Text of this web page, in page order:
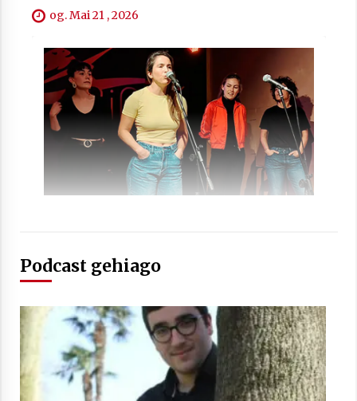
Berria egunkarian elkarrizketa
Arrosaren 20 urteez
2021/07/06
Hala Bedi irratiko Hizpidea saioan
Arrosaren 20 urteez
2021/07/03
Zebrabidearen denboraldi amaiera
EHZtik
2021/07/01
og. Mai 21 , 2026
Podcast gehiago